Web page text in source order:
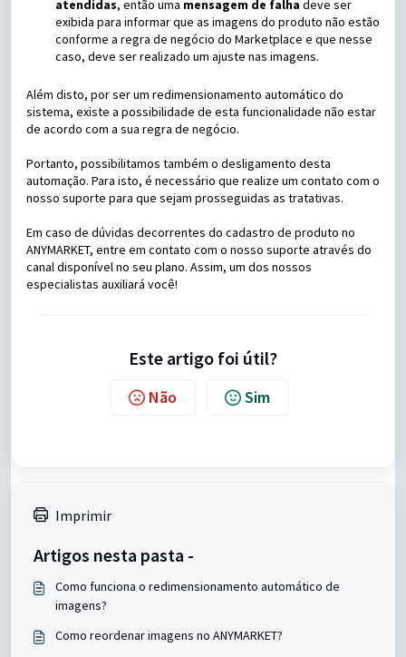
atendidas, então uma mensagem de falha deve ser
exibida para informar que as imagens do produto não estão
conforme a regra de negócio do Marketplace e que nesse
caso, deve ser realizado um ajuste nas imagens.
Além disto, por ser um redimensionamento automático do
sistema, existe a possibilidade de esta funcionalidade não estar
de acordo com a sua regra de negócio.
Portanto, possibilitamos também o desligamento desta
automação. Para isto, é necessário que realize um contato com o
nosso suporte para que sejam prosseguidas as tratativas.
Em caso de dúvidas decorrentes do cadastro de produto no
ANYMARKET, entre em contato com o nosso suporte através do
canal disponível no seu plano. Assim, um dos nossos
especialistas auxiliará você!
Este artigo foi útil?
Não Sim
Imprimir
Artigos nesta pasta -
Como funciona o redimensionamento automático de
imagens?
Como reordenar imagens no ANYMARKET?